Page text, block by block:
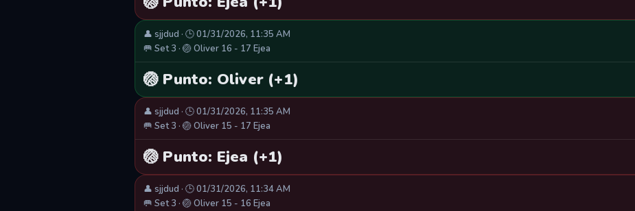
👤 sjjdud · 🕒 01/31/2026, 11:35 AM
🥅 Set 3 · 🏐 Oliver 16 - 17 Ejea
🏐 Punto: Oliver (+1)
👤 sjjdud · 🕒 01/31/2026, 11:35 AM
🥅 Set 3 · 🏐 Oliver 15 - 17 Ejea
🏐 Punto: Ejea (+1)
👤 sjjdud · 🕒 01/31/2026, 11:34 AM
🥅 Set 3 · 🏐 Oliver 15 - 16 Ejea